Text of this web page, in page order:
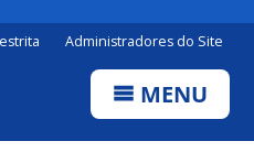
Administradores do Site
MENU